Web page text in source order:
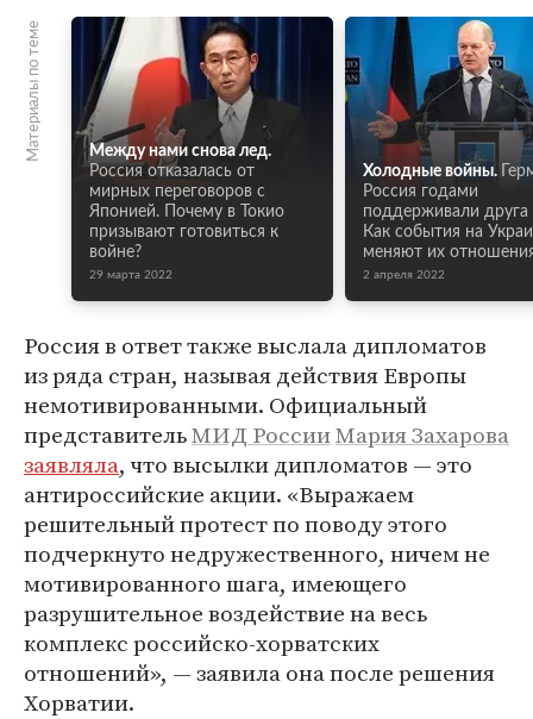
Материалы по теме
Между нами снова лед.
Россия отказалась от
мирных переговоров с
Японией. Почему в Токио
призывают готовиться к
войне?
29 марта 2022
Холодные войны.
Россия годами
поддерживали друга
Как события на
меняют их
2 апреля 2022
Россия в ответ также выслала дипломатов
из ряда стран, называя действия Европы
немотивированными. Официальный
представительМИД РоссииМария Захарова
заявляла, что высылки дипломатов — это
антироссийские акции. «Выражаем
решительный протест по поводу этого
подчеркнуто недружественного, ничем не
мотивированного шага, имеющего
разрушительное воздействие на весь
комплекс российско-хорватских
отношений», — заявила она после решения
Хорватии.